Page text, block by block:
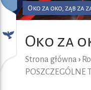
Oko za oko, ząb za
Oko za
Strona główna ›
POSZCZEGÓLNE